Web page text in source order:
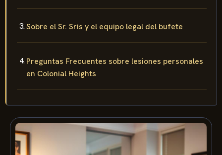
Sobre el Sr. Sris y el equipo legal del bufete
Preguntas Frecuentes sobre lesiones personales
en Colonial Heights